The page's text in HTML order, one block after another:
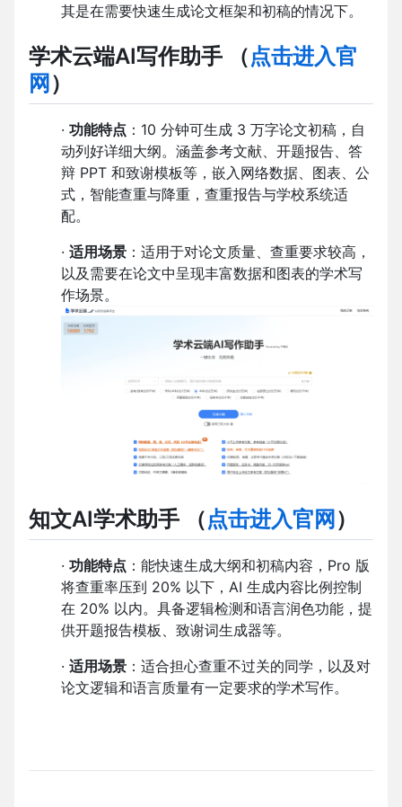
其是在需要快速生成论文框架和初稿的情况下。
学术云端AI写作助手 （点击进入官
网 ）
· 功能特点 ：10 分钟可生成 3 万字论文初稿，自
动列好详细大纲。涵盖参考文献、开题报告、答
辩 PPT 和致谢模板等，嵌入网络数据、图表、公
式，智能查重与降重，查重报告与学校系统适
配。
· 适用场景 ：适用于对论文质量、查重要求较高，
以及需要在论文中呈现丰富数据和图表的学术写
作场景。
知文AI学术助手 （点击进入官网 ）
· 功能特点 ：能快速生成大纲和初稿内容，Pro 版
将查重率压到 20% 以下，AI 生成内容比例控制
在 20% 以内。具备逻辑检测和语言润色功能，提
供开题报告模板、致谢词生成器等。
· 适用场景 ：适合担心查重不过关的同学，以及对
论文逻辑和语言质量有一定要求的学术写作。